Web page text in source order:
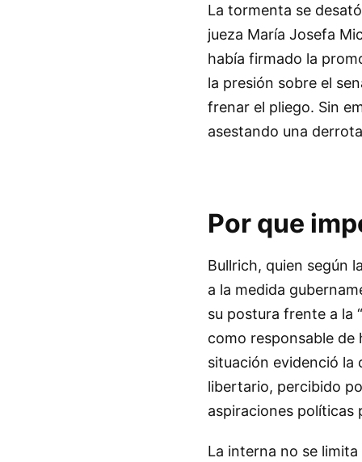
La tormenta se
jueza María Josefa
había firmado la
la presión sobre el
frenar el pliego. Sin
asestando una
Por que
Bullrich, quien según
a la medida
su postura frente a la
como responsable de
situación evidenció la
libertario, percibido
aspiraciones políticas
La interna no se